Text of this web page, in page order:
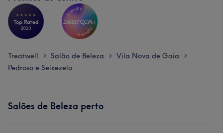
Treatwell > Salão de Beleza > Vila Nova de Gaia >
Pedroso e Seixezelo
Salões de Beleza perto